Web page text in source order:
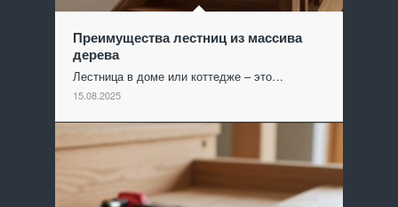
Преимущества лестниц из массива
дерева
Лестница в доме или коттедже – это…
15.08.2025